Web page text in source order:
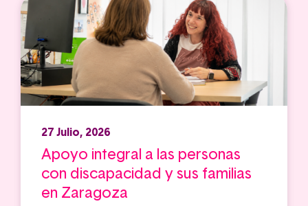
27 Julio, 2026
Apoyo integral a las personas
con discapacidad y sus familias
en Zaragoza